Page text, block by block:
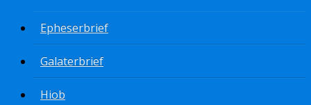
Epheserbrief
Galaterbrief
Hiob